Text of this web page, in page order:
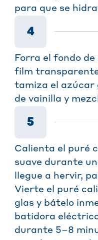
para que se
4
Forra el fondo
film transparente
tamiza el azúcar
de vainilla y
5
Calienta el puré
suave durante
llegue a hervir,
Vierte el puré
glas y bátelo
batidora
durante 5–8